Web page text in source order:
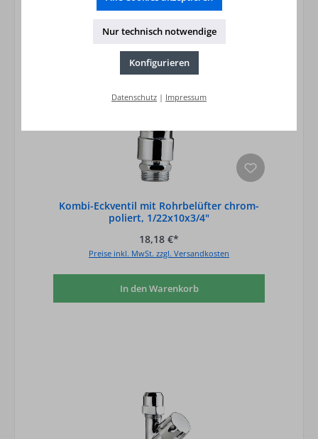
Kombi-Eckventil mit Rohrbelüfter chrom-
poliert, 1/22x10x3/4"
18,18 €*
Preise inkl. MwSt. zzgl. Versandkosten
In den Warenkorb
Nur technisch notwendige
Konfigurieren
Datenschutz | Impressum